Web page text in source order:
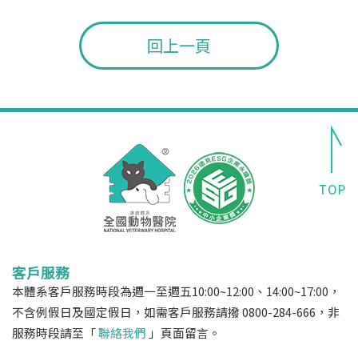
回上一頁
客戶服務
本體系客戶服務時段為週一至週五10:00~12:00、14:00~17:00，
不含例假日及國定假日，如需客戶服務請撥 0800-284-666，非
服務時段請至「聯絡我們 」頁面留言。